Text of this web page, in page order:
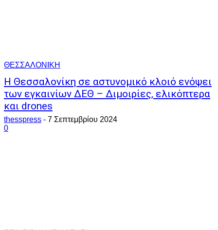
ΘΕΣΣΑΛΟΝΙΚΗ
Η Θεσσαλονίκη σε αστυνομικό κλοιό ενόψει
των εγκαινίων ΔΕΘ – Διμοιρίες, ελικόπτερα
και drones
thesspress - 7 Σεπτεμβρίου 2024
0